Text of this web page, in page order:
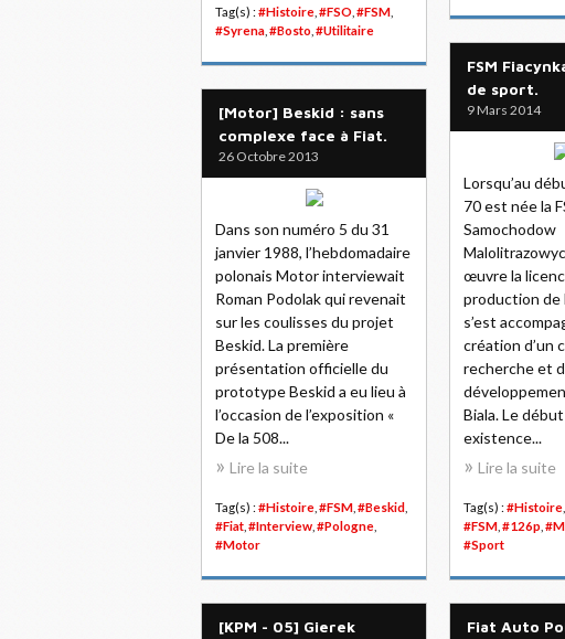
Tag(s) : #Histoire #FSO #FSM
#Syrena #Bosto #Utilitaire
FSM
de sport.
9 Mars 2014
Lorsqu’au
70 est née la
Samochodow
œuvre la
production de
s’est
création d’un
recherche et
Biala. Le
existence...
Lire la suite
Tag(s) : #Histoire
#FSM #126p
#Sport
[Motor] Beskid : sans
complexe face à Fiat.
26 Octobre 2013
Dans son numéro 5 du 31
janvier 1988, l’hebdomadaire
polonais Motor interviewait
Roman Podolak qui revenait
sur les coulisses du projet
Beskid. La première
présentation officielle du
prototype Beskid a eu lieu à
l’occasion de l’exposition «
De la 508...
Lire la suite
Tag(s) : #Histoire #FSM #Beskid
#Fiat #Interview #Pologne
#Motor
[KPM - 05] Gierek
Fiat Auto